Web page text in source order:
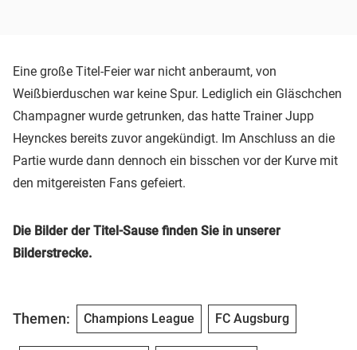
Eine große Titel-Feier war nicht anberaumt, von
Weißbierduschen war keine Spur. Lediglich ein Gläschchen
Champagner wurde getrunken, das hatte Trainer Jupp
Heynckes bereits zuvor angekündigt. Im Anschluss an die
Partie wurde dann dennoch ein bisschen vor der Kurve mit
den mitgereisten Fans gefeiert.
Die Bilder der Titel-Sause finden Sie in unserer
Bilderstrecke.
Themen: Champions League FC Augsburg